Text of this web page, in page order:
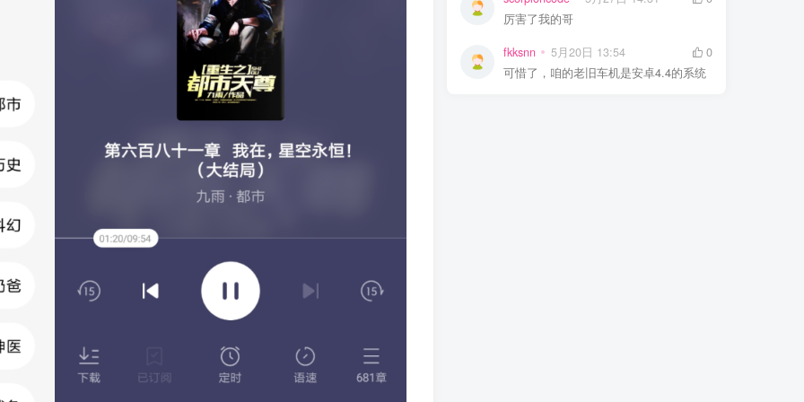
厉害了我的哥
fkksnn 5月20日 13:54
0
可惜了，咱的老旧车机是安卓4.4的系统